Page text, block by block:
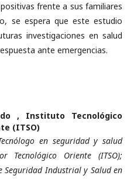
frente a sus familiares
se espera que este estudio
investigaciones en salud
ante emergencias.
, Instituto Tecnológico
(ITSO)
en seguridad y salud
Tecnológico Oriente (ITSO);
Seguridad Industrial y Salud en